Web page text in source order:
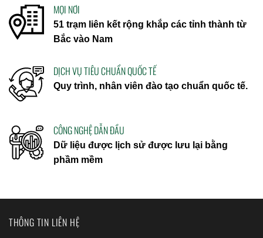
MỌI NƠI
51 trạm liên kết rộng khắp các tỉnh thành từ
Bắc vào Nam
DỊCH VỤ TIÊU CHUẨN QUỐC TẾ
Quy trình, nhân viên đào tạo chuẩn quốc tế.
CÔNG NGHỆ DẪN ĐẦU
Dữ liệu được lịch sử được lưu lại bằng
phầm mềm
THÔNG TIN LIÊN HỆ